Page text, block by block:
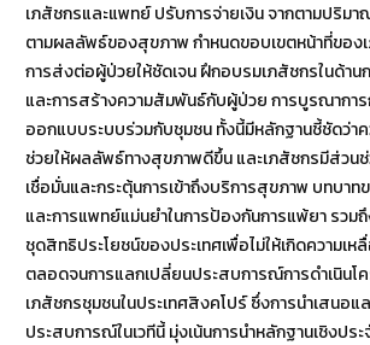
เภสัชกรและแพทย์ ปรับการจ่ายเงิน จากตามปริมา
ตามผลลัพธ์ของสุขภาพ กำหนดขอบเขตหน้าที่ของ
การส่งต่อผู้ป่วยให้ชัดเจน ฝึกอบรมเภสัชกรในด้าน
และการสร้างความสัมพันธ์กับผู้ป่วย การบูรณากา
ออกแบบระบบร่วมกับชุมชน ทั้งนี้มีหลักฐานชี้ชัดว่า
ช่วยให้ผลลัพธ์ทางสุขภาพดีขึ้น และเภสัชกรมีส่วน
เชื่อมั่นและกระตุ้นการเข้าถึงบริการสุขภาพ บทบา
และการแพทย์แม่นยำในการป้องกันการแพ้ยา รวม
ชุดสิทธิประโยชน์ของประเทศเพื่อไม่ให้เกิดความเห
ตลอดจนการแลกเปลี่ยนประสบการณ์การดำเนินโ
เภสัชกรชุมชนในประเทศสิงคโปร์ ซึ่งการนำเสนอแ
ประสบการณ์ในเวทีนี้ มุ่งเน้นการนำหลักฐานเชิงปร